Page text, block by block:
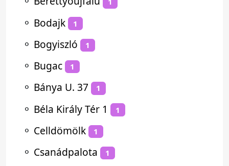
⚬ Bodajk 1
⚬ Bogyiszló 1
⚬ Bugac 1
⚬ Bánya U. 37 1
⚬ Béla Király Tér 1 1
⚬ Celldömölk 1
⚬ Csanádpalota 1